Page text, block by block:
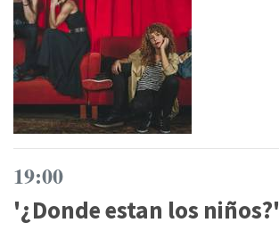
19:00
'¿Donde estan los niños?'